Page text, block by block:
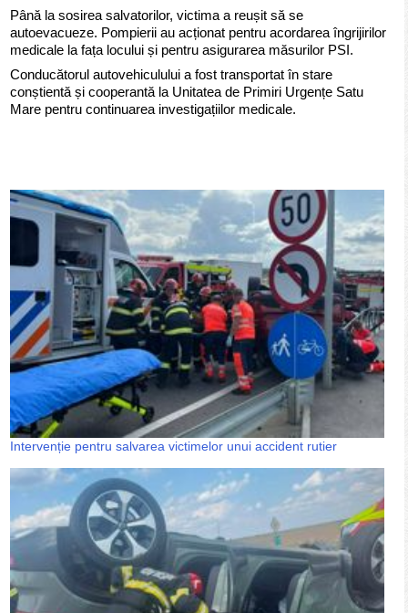
Până la sosirea salvatorilor, victima a reușit să se
autoevacueze. Pompierii au acționat pentru acordarea îngrijirilor
medicale la fața locului și pentru asigurarea măsurilor PSI.
Conducătorul autovehiculului a fost transportat în stare
conștientă și cooperantă la Unitatea de Primiri Urgențe Satu
Mare pentru continuarea investigațiilor medicale.
Intervenție pentru salvarea victimelor unui accident rutier